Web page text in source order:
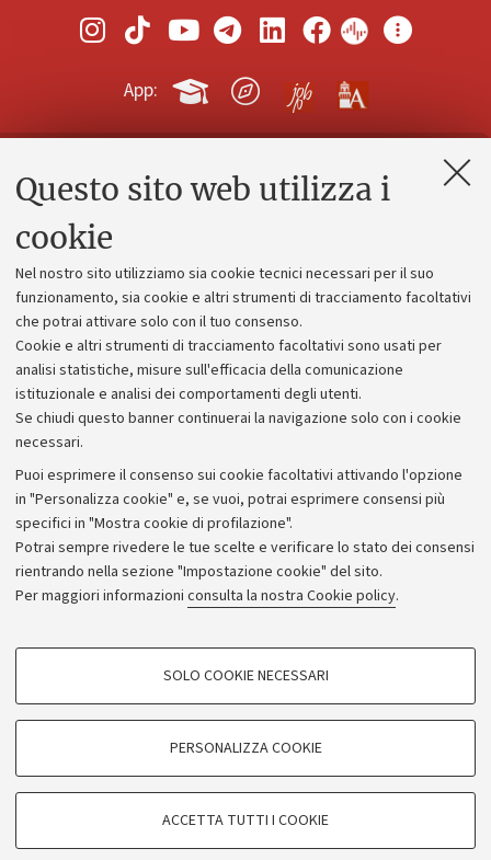
Questo sito web utilizza i
cookie
Nel nostro sito utilizziamo sia cookie tecnici necessari per il suo
funzionamento, sia cookie e altri strumenti di tracciamento facoltativi
che potrai attivare solo con il tuo consenso.
Cookie e altri strumenti di tracciamento facoltativi sono usati per
analisi statistiche, misure sull'efficacia della comunicazione
istituzionale e analisi dei comportamenti degli utenti.
Se chiudi questo banner continuerai la navigazione solo con i cookie
necessari.
Puoi esprimere il consenso sui cookie facoltativi attivando l'opzione
in "Personalizza cookie" e, se vuoi, potrai esprimere consensi più
specifici in "Mostra cookie di profilazione".
Potrai sempre rivedere le tue scelte e verificare lo stato dei consensi
rientrando nella sezione "Impostazione cookie" del sito.
Per maggiori informazioni consulta la nostra Cookie policy.
COOKIE DI PROFILAZIONE - FACOLTATIVI
COOKIE TECNICI - NECESSARI
Si tratta di cookie tecnici utilizzati, a titolo esemplificativo, per il corretto
SOLO COOKIE NECESSARI
PERSONALIZZA COOKIE
ACCETTA TUTTI I COOKIE
App:
Contatti e PEC
Alumni community
Piano strategico
Bilanci
Donazioni e 5x1000
Bandi, gare e concorsi
Albo online
Amministrazione trasparente
Atti di notifica
Informazioni sul sito e accessibilità
Dichiarazione di accessibilità
Privacy e note legali
Impostazioni Cookie
©Copyright 2026 - ALMA MATER STUDIORUM - Università di
Bologna - Via Zamboni,33 - 40126Bologna - PI:
- CF:80007010376